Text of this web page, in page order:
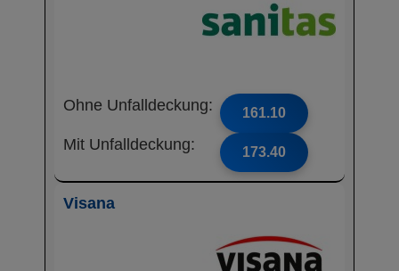
Ohne Unfalldeckung: 161.10
Mit Unfalldeckung: 173.40
Visana